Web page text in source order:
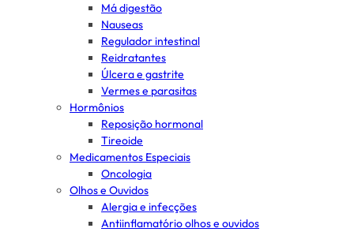
Má digestão
Nauseas
Regulador intestinal
Reidratantes
Úlcera e gastrite
Vermes e parasitas
Hormônios
Reposição hormonal
Tireoide
Medicamentos Especiais
Oncologia
Olhos e Ouvidos
Alergia e infecções
Antiinflamatório olhos e ouvidos